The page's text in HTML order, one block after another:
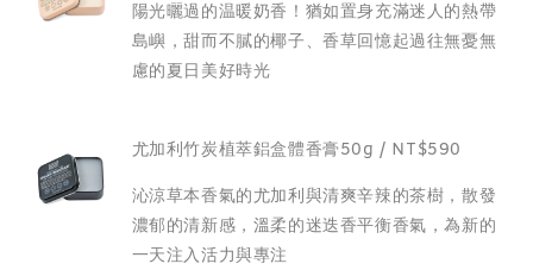
陽光曬過的温暖奶香！猶如置身充滿迷人的熱帶
島嶼，甜而不膩的椰子、香草回憶起過往無憂無
慮的夏日美好時光
尤加利竹炭植萃鋁盒體香膏50g / NT$590
沁涼草本香氣的尤加利與清爽辛辣的茶樹，散發
濃郁的清新感，溫柔的迷迭香平衡香氣，為新的
一天注入活力與專注